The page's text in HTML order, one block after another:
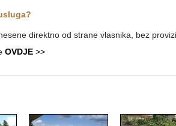
direktno od strane vlasnika, bez
OVDJE >>